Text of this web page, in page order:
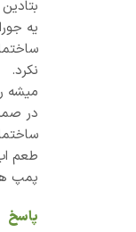
یه
نکرد.
میشه
در
طعم
پمپ
پاسخ